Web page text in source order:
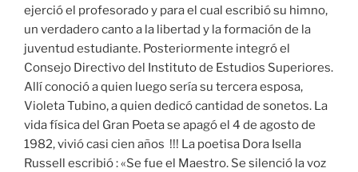
ejerció el profesorado y para el cual escribió su himno,
un verdadero canto a la libertad y la formación de la
juventud estudiante. Posteriormente integró el
Consejo Directivo del Instituto de Estudios Superiores.
Allí conoció a quien luego sería su tercera esposa,
Violeta Tubino, a quien dedicó cantidad de sonetos. La
vida física del Gran Poeta se apagó el 4 de agosto de
1982, vivió casi cien años !!! La poetisa Dora Isella
Russell escribió : «Se fue el Maestro. Se silenció la voz